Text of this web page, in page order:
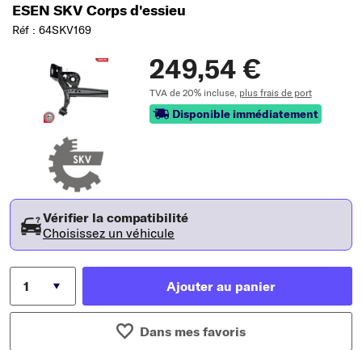
ESEN SKV Corps d'essieu
Réf : 64SKV169
249,54 €
TVA de 20% incluse, plus frais de port
Disponible immédiatement
Vérifier la compatibilité
Choisissez un véhicule
Ajouter au panier
Dans mes favoris